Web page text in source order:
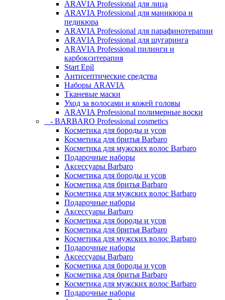
ARAVIA Professional для лица
ARAVIA Professional для маникюра и
педикюра
ARAVIA Professional для парафинотерапии
ARAVIA Professional для шугаринга
ARAVIA Professional пилинги и
карбокситерапия
Start Epil
Антисептические средства
Наборы ARAVIA
Тканевые маски
Уход за волосами и кожей головы
ARAVIA Professional полимерные воски
- BARBARO Professional cosmetics
Косметика для бороды и усов
Косметика для бритья Barbaro
Косметика для мужских волос Barbaro
Подарочные наборы
Аксессуары Barbaro
Косметика для бороды и усов
Косметика для бритья Barbaro
Косметика для мужских волос Barbaro
Подарочные наборы
Аксессуары Barbaro
Косметика для бороды и усов
Косметика для бритья Barbaro
Косметика для мужских волос Barbaro
Подарочные наборы
Аксессуары Barbaro
Косметика для бороды и усов
Косметика для бритья Barbaro
Косметика для мужских волос Barbaro
Подарочные наборы